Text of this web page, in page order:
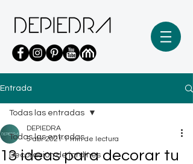
Entrada
Todas las entradas
Decoración de jardines
Todas las entradas
13 ideas para decorar tu
DEPIEDRA
5 abr 2021 1 min de lectura